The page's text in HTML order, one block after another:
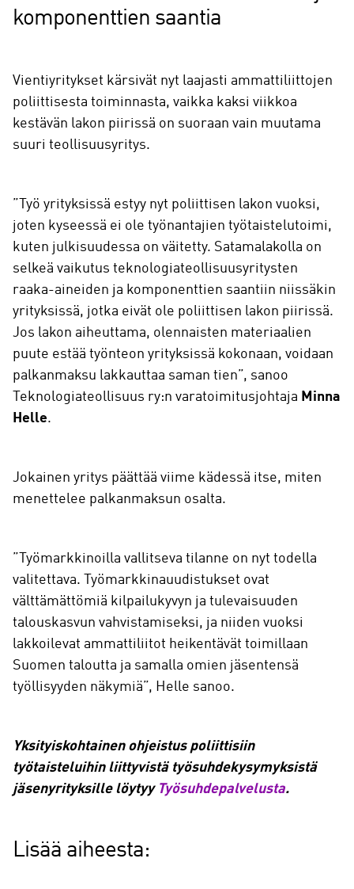
komponenttien saantia
Vientiyritykset kärsivät nyt laajasti ammattiliittojen
poliittisesta toiminnasta, vaikka kaksi viikkoa
kestävän lakon piirissä on suoraan vain muutama
suuri teollisuusyritys.
”Työ yrityksissä estyy nyt poliittisen lakon vuoksi,
joten kyseessä ei ole työnantajien työtaistelutoimi,
kuten julkisuudessa on väitetty. Satamalakolla on
selkeä vaikutus teknologiateollisuusyritysten
raaka-aineiden ja komponenttien saantiin niissäkin
yrityksissä, jotka eivät ole poliittisen lakon piirissä.
Jos lakon aiheuttama, olennaisten materiaalien
puute estää työnteon yrityksissä kokonaan, voidaan
palkanmaksu lakkauttaa saman tien”, sanoo
Teknologiateollisuus ry:n varatoimitusjohtaja Minna
Helle.
Jokainen yritys päättää viime kädessä itse, miten
menettelee palkanmaksun osalta.
”Työmarkkinoilla vallitseva tilanne on nyt todella
valitettava. Työmarkkinauudistukset ovat
välttämättömiä kilpailukyvyn ja tulevaisuuden
talouskasvun vahvistamiseksi, ja niiden vuoksi
lakkoilevat ammattiliitot heikentävät toimillaan
Suomen taloutta ja samalla omien jäsentensä
työllisyyden näkymiä”, Helle sanoo.
Yksityiskohtainen ohjeistus poliittisiin
työtaisteluihin liittyvistä työsuhdekysymyksistä
jäsenyrityksille löytyy Työsuhdepalvelusta.
Lisää aiheesta: